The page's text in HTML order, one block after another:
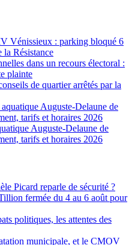
Vénissieux : parking bloqué 6
la Résistance
dans un recours électoral :
plainte
de quartier arrêtés par la
Auguste-Delaune de
tarifs et horaires 2026
Auguste-Delaune de
tarifs et horaires 2026
Picard reparle de sécurité ?
fermée du 4 au 6 août pour
politiques, les attentes des
municipale, et le CMOV